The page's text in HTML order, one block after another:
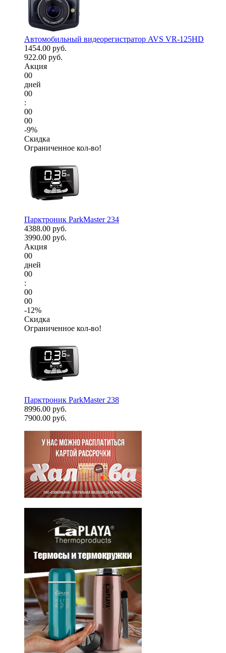
Автомобильный видеорегистратор AVS VR-125HD
1454.00 руб.
922.00 руб.
Акция
00
дней
00
:
00
00
-9%
Скидка
Ограниченное кол-во!
Парктроник ParkMaster 234
4388.00 руб.
3990.00 руб.
Акция
00
дней
00
:
00
00
-12%
Скидка
Ограниченное кол-во!
Парктроник ParkMaster 238
8996.00 руб.
7900.00 руб.